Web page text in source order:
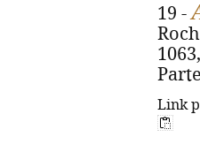
19 -
Link